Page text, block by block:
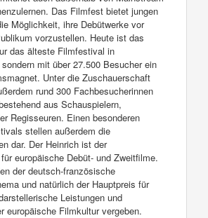
Das Filmfest bietet jungen
Möglichkeit, ihre Debütwerke vor
vorzustellen. Heute ist das
das älteste Filmfestival in
mit über 27.500 Besucher ein
Unter die Zuschauerschaft
rund 300 Fachbesucherinnen
aus Schauspielern,
Regisseuren. Einen besonderen
stellen außerdem die
dar. Der Heinrich ist der
europäische Debüt- und Zweitfilme.
der deutsch-französische
und natürlich der Hauptpreis für
Leistungen und
europäische Filmkultur vergeben.